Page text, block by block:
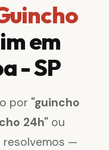
em
- SP
por "guincho
24h" ou
resolvemos —